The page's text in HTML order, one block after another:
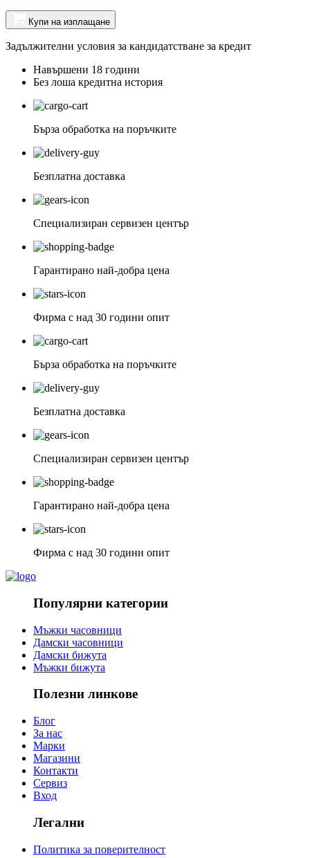
Купи на изплащане
Задължителни условия за кандидатстване за кредит
Навършени 18 години
Без лоша кредитна история
Бърза обработка на поръчките
Безплатна доставка
Специализиран сервизен център
Гарантирано най-добра цена
Фирма с над 30 години опит
Бърза обработка на поръчките
Безплатна доставка
Специализиран сервизен център
Гарантирано най-добра цена
Фирма с над 30 години опит
Популярни категории
Мъжки часовници
Дамски часовници
Дамски бижута
Мъжки бижута
Полезни линкове
Блог
За нас
Марки
Магазини
Контакти
Сервиз
Вход
Легални
Политика за поверителност